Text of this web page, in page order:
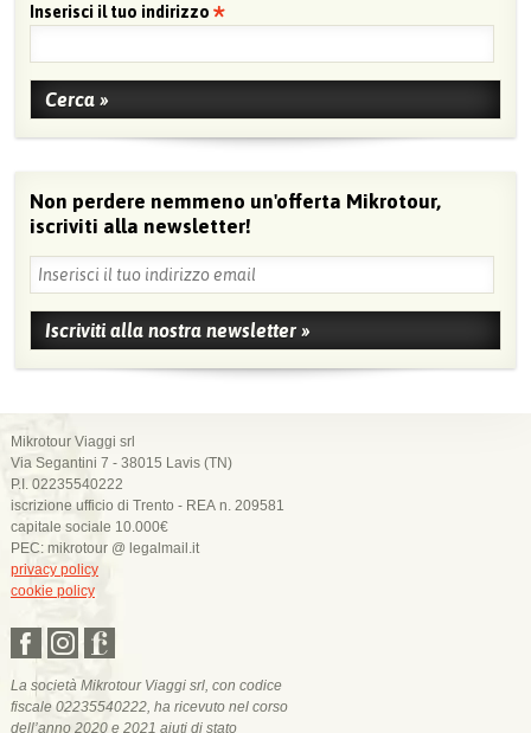
Inserisci il tuo indirizzo
Non perdere nemmeno un'offerta Mikrotour,
iscriviti alla newsletter!
Mikrotour Viaggi srl
Via Segantini 7 - 38015 Lavis (TN)
P.I. 02235540222
iscrizione ufficio di Trento - REA n. 209581
capitale sociale 10.000€
PEC: mikrotour @ legalmail.it
privacy policy
cookie policy
La società Mikrotour Viaggi srl, con codice
fiscale 02235540222, ha ricevuto nel corso
dell’anno 2020 e 2021 aiuti di stato